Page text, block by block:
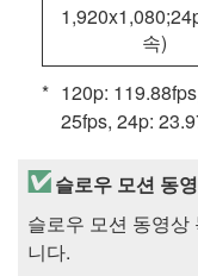
속)
120p:
25fps, 24p:
슬로우 모션 동
슬로우 모션 동영상
니다.